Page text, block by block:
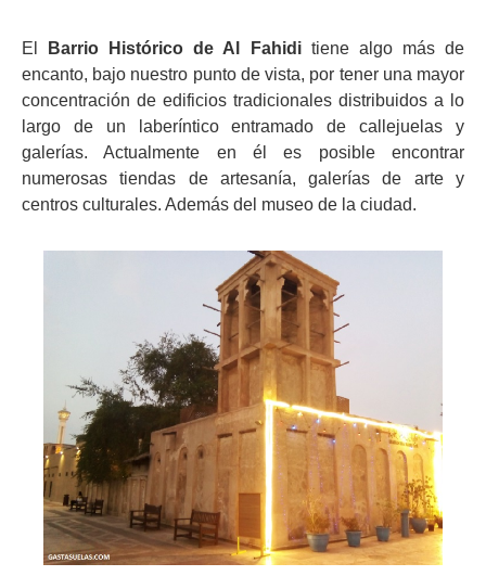
El Barrio Histórico de Al Fahiditiene algo más de
encanto, bajo nuestro punto de vista, por tener una mayor
concentración de edificios tradicionales distribuidos a lo
largo de un laberíntico entramado de callejuelas y
galerías. Actualmente en él es posible encontrar
numerosas tiendas de artesanía, galerías de arte y
centros culturales. Además del museo de la ciudad.